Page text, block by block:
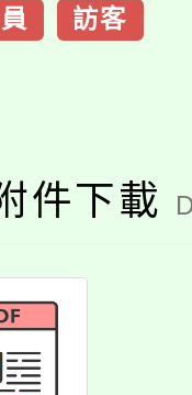
訪客
件下載